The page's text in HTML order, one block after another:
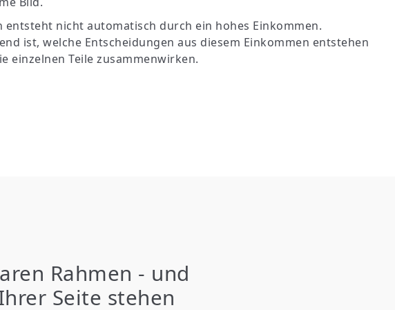
entsteht nicht automatisch durch ein hohes Einkommen.
ist, welche Entscheidungen aus diesem Einkommen entstehen
einzelnen Teile zusammenwirken.
Rahmen - und
Seite stehen